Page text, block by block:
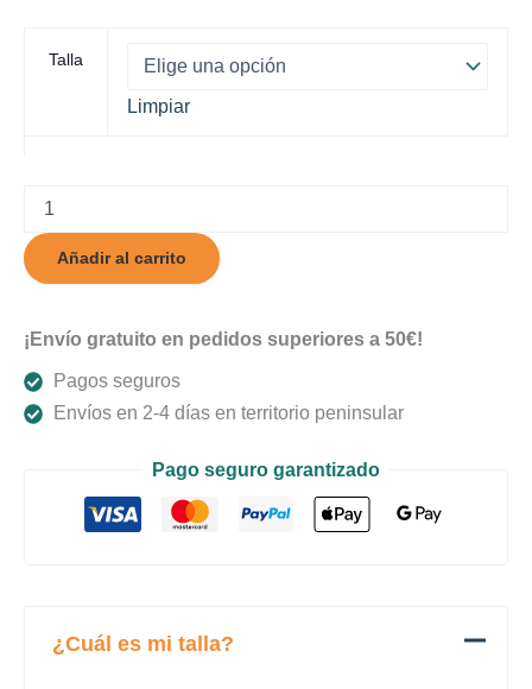
Talla
Limpiar
cantidad
Añadir al carrito
¡Envío gratuito en pedidos superiores a 50€!
Pagos seguros
Envíos en 2-4 días en territorio peninsular
Pago seguro garantizado
¿Cuál es mi talla?